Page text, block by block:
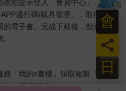
依照提示登入「會員中心」→「我
通行碼/載具管理」，取得通行
電子書。完成下載後，點選任一
「我的e書櫃」領取複製『兌換
進行兌換。
日
員
會